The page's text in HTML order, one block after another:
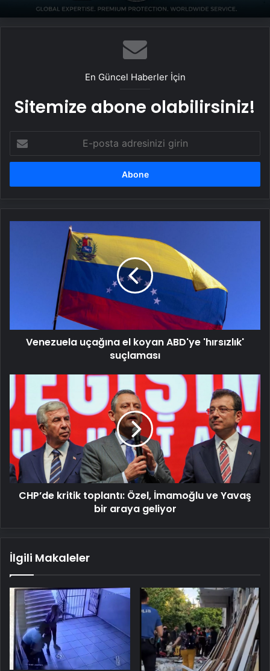
En Güncel Haberler İçin
Sitemize abone olabilirsiniz!
posta
adresinizi
Venezuela uçağına el koyan ABD'ye 'hırsızlık'
suçlaması
toplantı:
Özel,
İmamoğlu
Yavaş
bir
araya
geliyor
CHP’de kritik toplantı: Özel, İmamoğlu ve Yavaş
bir araya geliyor
İlgili Makaleler